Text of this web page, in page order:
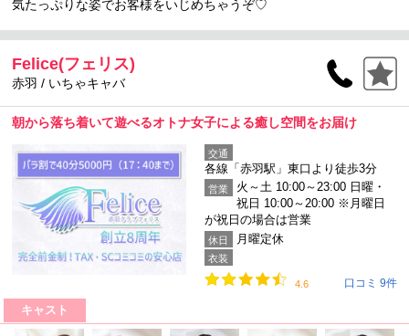
気たっぷりな姿でお客様をいじめちゃうぞ♡
Felice(フェリス)
赤羽 / いちゃキャバ
朝から落ち着いて遊べるオトナ女子による癒し空間をお届け
交通
各線「赤羽駅」東口より徒歩3分
営業
火～土 10:00～23:00 日曜・
祝日 10:00～20:00 ※月曜日
が祝日の場合は営業
休日 月曜定休
衣装
4.6 口コミ 9件
キャスト